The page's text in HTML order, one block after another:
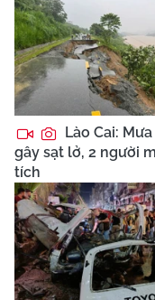
Lào Cai:
gây sạt lở, 2 người
tích